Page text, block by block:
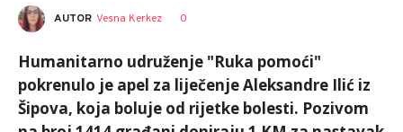
AUTOR Vesna Kerkez 0
Humanitarno udruženje "Ruka pomoći"
pokrenulo je apel za liječenje Aleksandre Ilić iz
Šipova, koja boluje od rijetke bolesti. Pozivom